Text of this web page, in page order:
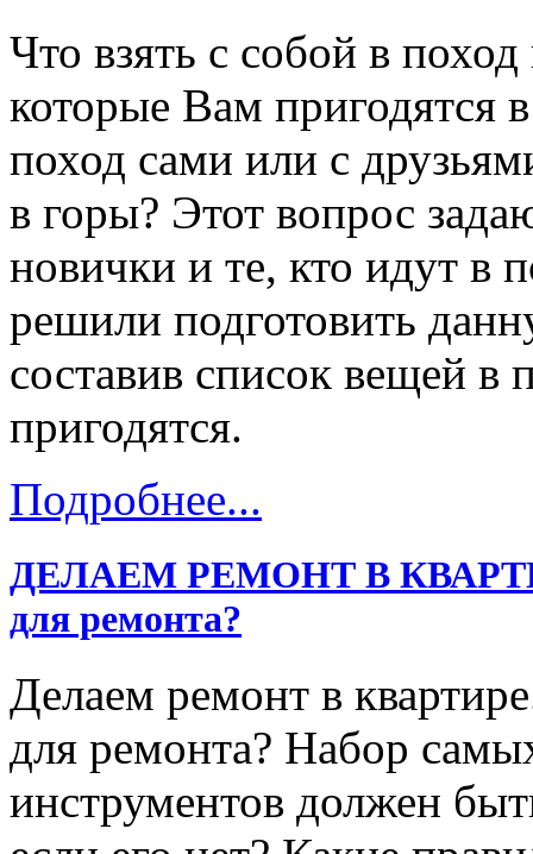
Что взять с собой в
которые Вам пригодятся
поход сами или с
в горы? Этот вопрос
новички и те, кто идут в
решили подготовить
составив список вещей в
пригодятся.
Подробнее...
ДЕЛАЕМ РЕМОНТ В
для ремонта?
Делаем ремонт в
для ремонта? Набор
инструментов должен